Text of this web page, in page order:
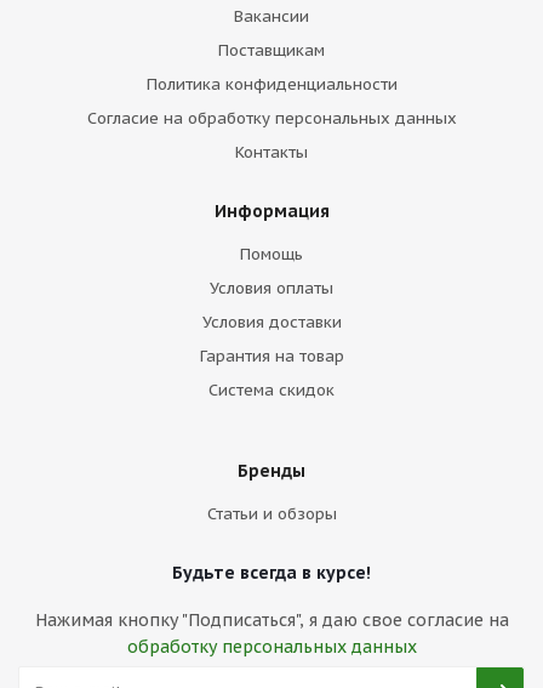
Вакансии
Поставщикам
Политика конфиденциальности
Согласие на обработку персональных данных
Контакты
Информация
Помощь
Условия оплаты
Условия доставки
Гарантия на товар
Система скидок
Бренды
Статьи и обзоры
Будьте всегда в курсе!
Нажимая кнопку "Подписаться", я даю свое согласие на
обработку персональных данных